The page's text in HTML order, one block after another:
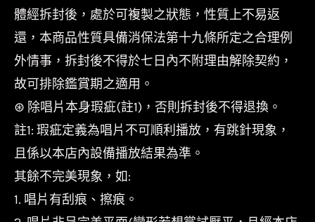
體經拆封後，處於可複製之狀態，性質上不易返
還，本商品性質具備消保法第十九條所定之合理例
外情事，拆封後不得於七日內不附理由解除契約，
故可排除鑑賞期之適用。
⊛ 除唱片本身瑕疵(註1)，否則拆封後不得退換。
註1: 瑕疵定義為唱片不可順利播放，有跳針現象，
且係以本店內設備播放結果為準。
其餘不完美現象，如:
1. 唱片有刮痕、擦痕。